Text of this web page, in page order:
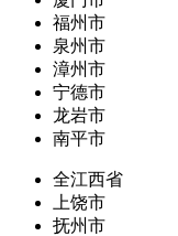
福州市
泉州市
漳州市
宁德市
龙岩市
南平市
全江西省
上饶市
抚州市